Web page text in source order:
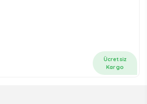
Ücretsiz
Kargo